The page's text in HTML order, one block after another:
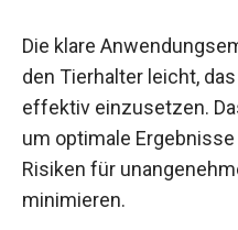
Die klare
den Tierhalter leicht,
effektiv einzusetzen.
um optimale
Risiken für
minimieren.